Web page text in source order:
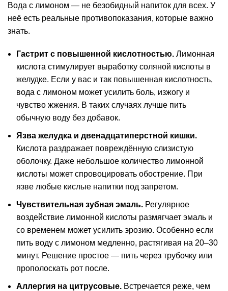
Вода с лимоном — не безобидный напиток для всех. У
неё есть реальные противопоказания, которые важно
знать.
Гастрит с повышенной кислотностью. Лимонная
кислота стимулирует выработку соляной кислоты в
желудке. Если у вас и так повышенная кислотность,
вода с лимоном может усилить боль, изжогу и
чувство жжения. В таких случаях лучше пить
обычную воду без добавок.
Язва желудка и двенадцатиперстной кишки.
Кислота раздражает повреждённую слизистую
оболочку. Даже небольшое количество лимонной
кислоты может спровоцировать обострение. При
язве любые кислые напитки под запретом.
Чувствительная зубная эмаль. Регулярное
воздействие лимонной кислоты размягчает эмаль и
со временем может усилить эрозию. Особенно если
пить воду с лимоном медленно, растягивая на 20–30
минут. Решение простое — пить через трубочку или
прополоскать рот после.
Аллергия на цитрусовые. Встречается реже, чем